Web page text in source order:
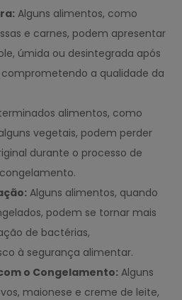
Alguns alimentos, como
e carnes, podem apresentar
úmida ou desintegrada após
a qualidade da
alimentos, como
vegetais, podem perder
durante o processo de
Alguns alimentos, quando
podem se tornar mais
de bactérias,
à segurança alimentar.
o Congelamento: Alguns
maionese e creme de leite,